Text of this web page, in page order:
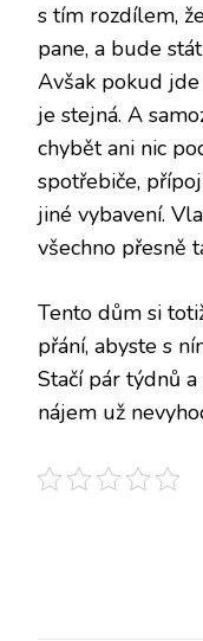
s tím rozdílem,
pane, a bude
Avšak pokud
je stejná. A
chybět ani nic
spotřebiče,
jiné vybavení.
všechno přesně
Tento dům si
přání, abyste s
Stačí pár týdnů
nájem už